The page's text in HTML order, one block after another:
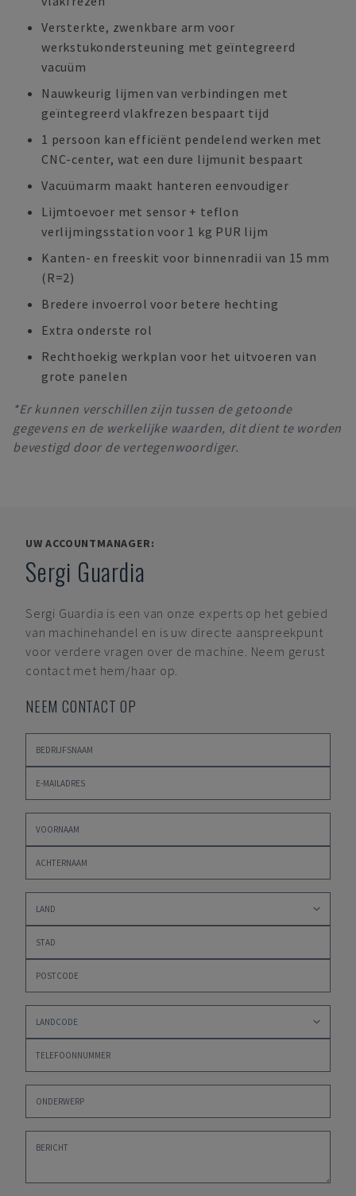
Versterkte, zwenkbare arm voor
werkstukondersteuning met geïntegreerd
vacuüm
Nauwkeurig lijmen van verbindingen met
geïntegreerd vlakfrezen bespaart tijd
1 persoon kan efficiënt pendelend werken met
CNC-center, wat een dure lijmunit bespaart
Vacuümarm maakt hanteren eenvoudiger
Lijmtoevoer met sensor + teflon
verlijmingsstation voor 1 kg PUR lijm
Kanten- en freeskit voor binnenradii van 15 mm
(R=2)
Bredere invoerrol voor betere hechting
Extra onderste rol
Rechthoekig werkplan voor het uitvoeren van
grote panelen
*Er kunnen verschillen zijn tussen de getoonde
gegevens en de werkelijke waarden, dit dient te worden
bevestigd door de vertegenwoordiger.
UW ACCOUNTMANAGER:
Sergi Guardia
Sergi Guardia is een van onze experts op het gebied
van machinehandel en is uw directe aanspreekpunt
voor verdere vragen over de machine. Neem gerust
contact met hem/haar op.
NEEM CONTACT OP